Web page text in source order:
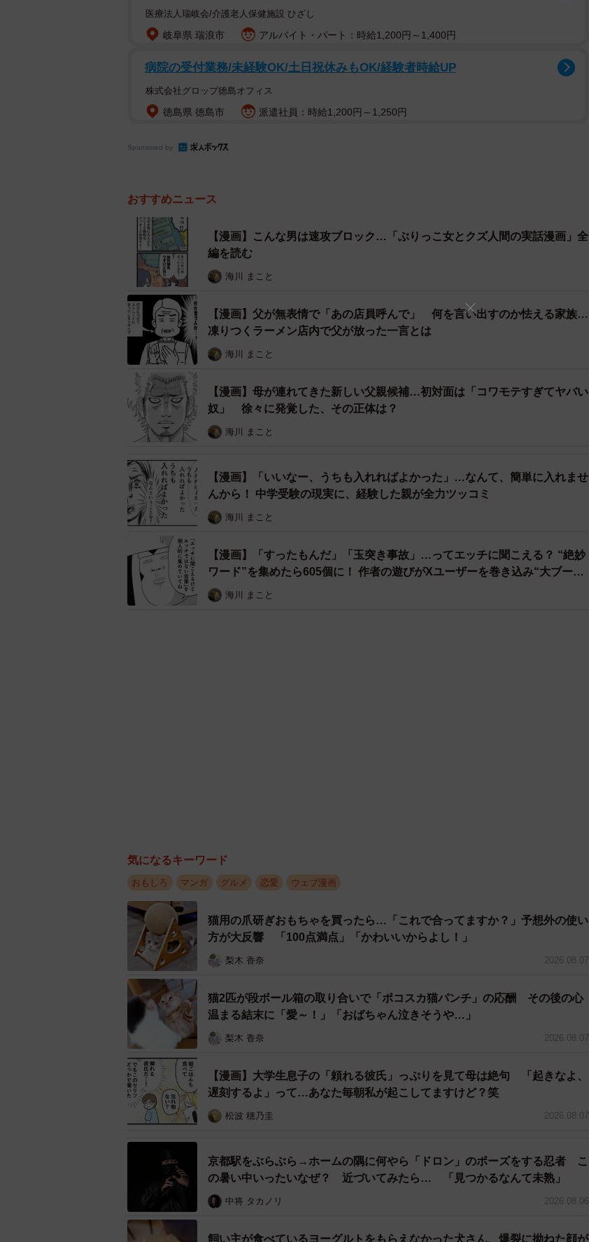
婚活サイトを利用している肉食系元ヤンのOL「沢田ルナ」は、先輩の「吉井ヨシコ」に、
これまで会ってきた男性について愚痴をこぼしていました。1人目のまったく合わない男性
はサクッとブロックしたそうで、話題は2人目の「ゴサク（31）」という男性とランチデー
トをした時の話に。
婚活サイトを通じて男性と出会っているルナ (C)はいどろ漫画
ゴサクは塩顔のイケメンではあるものの、30歳にしては“少年の心を忘れないファッショ
ン”に加え、「めっちゃカワイイっす ウケますね」「ヤベー マジウケる」といった若者っぽ
い言葉遣いも気になるルナ。良いところを探すことに努めたルナだったが、ゴサクは一期一
会を「いっきいっかい」と読んだり、今の総理大臣を「オバマ」と言ったりなど、天然っぷ
りを発揮します。
医療法人瑞岐会/介護老人保健施設 ひざし
岐阜県 瑞浪市 アルバイト・パート：時給1,200円～1,400円
病院の受付業務/未経験OK/土日祝休みもOK/経験者時給UP
株式会社グロップ徳島オフィス
徳島県 徳島市 派遣社員：時給1,200円～1,250円
Sponsored by
おすすめニュース
【漫画】こんな男は速攻ブロック…「ぶりっこ女とクズ人間の実話漫画」全
編を読む
海川 まこと
【漫画】父が無表情で「あの店員呼んで」 何を言い出すのか怯える家族…
凍りつくラーメン店内で父が放った一言とは
海川 まこと
【漫画】母が連れてきた新しい父親候補…初対面は「コワモテすぎてヤバい
奴」 徐々に発覚した、その正体は？
海川 まこと
【漫画】「いいなー、うちも入れればよかった」…なんて、簡単に入れませ
んから！ 中学受験の現実に、経験した親が全力ツッコミ
海川 まこと
【漫画】「すったもんだ」「玉突き事故」…ってエッチに聞こえる？ “絶妙
ワード”を集めたら605個に！ 作者の遊びがXユーザーを巻き込み“大ブー
ム”に
海川 まこと
気になるキーワード
おもしろ マンガ グルメ 恋愛 ウェブ漫画
猫用の爪研ぎおもちゃを買ったら…「これで合ってますか？」予想外の使い
方が大反響 「100点満点」「かわいいからよし！」
梨木 香奈 2026.08.07
猫2匹が段ボール箱の取り合いで「ポコスカ猫パンチ」の応酬 その後の心
温まる結末に「愛～！」「おばちゃん泣きそうや…」
梨木 香奈 2026.08.07
【漫画】大学生息子の「頼れる彼氏」っぷりを見て母は絶句 「起きなよ、
遅刻するよ」って…あなた毎朝私が起こしてますけど？笑
松波 穂乃圭 2026.08.07
京都駅をぶらぶら→ホームの隅に何やら「ドロン」のポーズをする忍者 こ
の暑い中いったいなぜ？ 近づいてみたら… 「見つかるなんて未熟」
中将 タカノリ 2026.08.06
飼い主が食べているヨーグルトをもらえなかった犬さん、爆裂に拗ねた顔が